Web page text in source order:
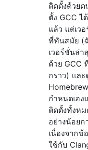
ติดตั้งด้วย
ตั้ง GCC ไ
แล้ว แต่เว
ที่ทันสมัย ​​(
เวอร์ชั่นล่า
ด้วย GCC
กราว) แล
กำหนดเอง
ติดตั้งทั้งห
อย่างน้อยก
เนื่องจากข้
ใช้กับ